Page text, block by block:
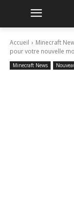
Accueil Minecraft
pour votre nouvelle
Minecraft News